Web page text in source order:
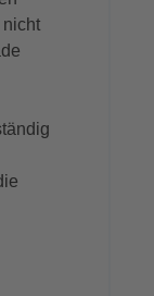
nicht